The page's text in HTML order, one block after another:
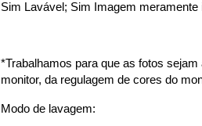
Sim Lavável; Sim Imagem meramente
*Trabalhamos para que as fotos
monitor, da regulagem de cores do
Modo de lavagem: